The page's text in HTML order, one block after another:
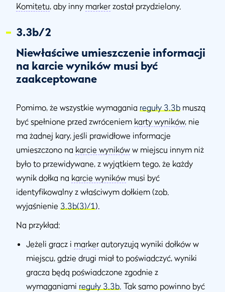
Komitetu, aby inny marker został przydzielony.
3.3b/2
Niewłaściwe umieszczenie informacji
na karcie wyników musi być
zaakceptowane
Pomimo, że wszystkie wymagania reguły 3.3b muszą
być spełnione przed zwróceniem karty wyników, nie
ma żadnej kary, jeśli prawidłowe informacje
umieszczono na karcie wyników w miejscu innym niż
było to przewidywane, z wyjątkiem tego, że każdy
wynik dołka na karcie wyników musi być
identyfikowalny z właściwym dołkiem (zob.
wyjaśnienie 3.3b(3)/1).
Na przykład:
Jeżeli gracz i marker autoryzują wyniki dołków w
miejscu, gdzie drugi miał to poświadczyć, wyniki
gracza będą poświadczone zgodnie z
wymaganiami reguły 3.3b. Tak samo powinno być